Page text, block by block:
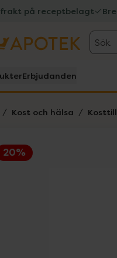
frakt på receptbelagt
Sök
Erbjudanden
Kost och hälsa
20%